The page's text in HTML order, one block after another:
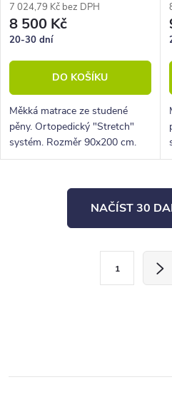
7 024,79 Kč bez DPH
8 500 Kč
20-30 dní
DO KOŠÍKU
Měkká matrace ze studené
pěny. Ortopedický "Stretch"
systém. Rozměr 90x200 cm.
Výška 22 cm, nosnost 130 Kg,
p
NAČÍST 30
o
1